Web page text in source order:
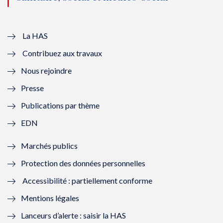
l
l
f
n
ê
t
r
e
e
n
ê
ê
t
ê
La HAS
Contribuez aux travaux
Nous rejoindre
Presse
Publications par thème
EDN
Marchés publics
Protection des données personnelles
Accessibilité : partiellement conforme
Mentions légales
Lanceurs d’alerte : saisir la HAS